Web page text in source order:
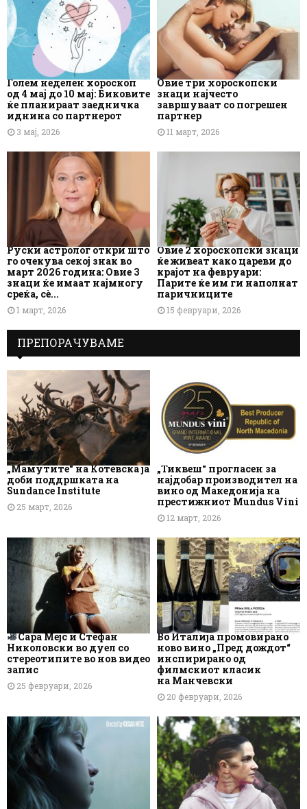
Голем неделен хороскоп
од 4 мај до 10 мај: Биковите
ќе планираат заедничка
иднина со партнерот
3 мај, 2026
Овие три хороскопски
знаци најчесто
завршуваат со погрешен
партнер
11 март, 2026
Руски астролог откри што
го очекува секој знак во
март 2026 година: Овие 3
знаци ќе имаат најмногу
среќа, сè...
1 март, 2026
Овие 2 хороскопски знаци
ќе живеат како цареви до
крајот на февруари:
Парите ќе им ги наполнат
паричниците
15 февруари, 2026
ПРЕПОРАЧУВАМЕ
„Мамутите“ на Котевска ја
доби поддршката на
Sundance Institute
25 март, 2026
„Тиквеш“ прогласен за
најдобар производител на
вино од Македонија на
престижниот Mundus Vini
12 март, 2026
Сара Мејс и Стефан
Николовски во дуел со
стереотипите во нов видео
запис
25 февруари, 2026
Во Италија промовирано
ново вино „Пред дождот“
инспирирано од
филмскиот класик
на Манчевски
20 февруари, 2026